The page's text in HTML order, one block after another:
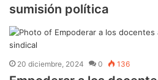
sumisión política
20 diciembre, 2024 0 136